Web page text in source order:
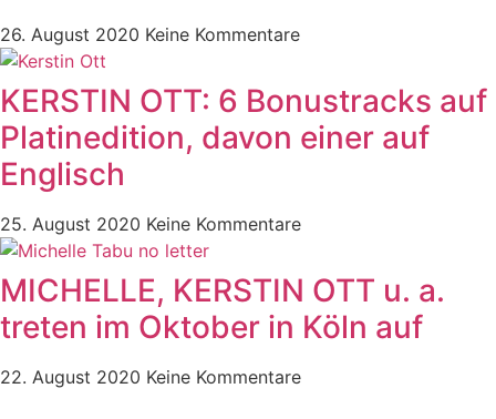
26. August 2020 Keine Kommentare
KERSTIN OTT: 6 Bonustracks auf
Platinedition, davon einer auf
Englisch
25. August 2020 Keine Kommentare
MICHELLE, KERSTIN OTT u. a.
treten im Oktober in Köln auf
22. August 2020 Keine Kommentare